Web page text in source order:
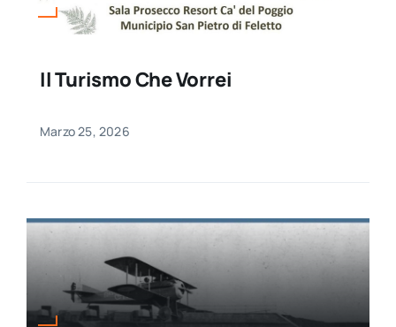
Il Turismo Che Vorrei
Marzo 25, 2026